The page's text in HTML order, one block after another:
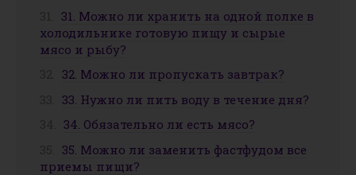
31. Можно ли хранить на одной полке в
холодильнике готовую пищу и сырые
мясо и рыбу?
32. Можно ли пропускать завтрак?
33. Нужно ли пить воду в течение дня?
34. Обязательно ли есть мясо?
35. Можно ли заменить фастфудом все
приемы пищи?